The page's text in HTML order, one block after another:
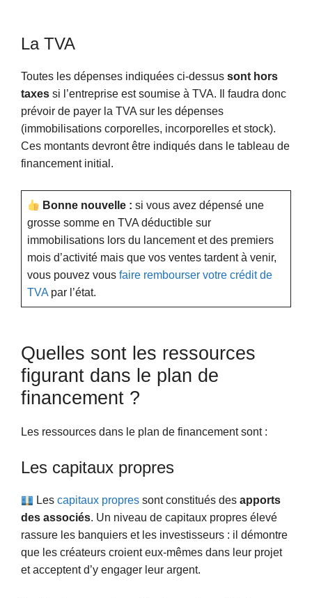
La TVA
Toutes les dépenses indiquées ci-dessus sont hors
taxes si l’entreprise est soumise à TVA. Il faudra donc
prévoir de payer la TVA sur les dépenses
(immobilisations corporelles, incorporelles et stock).
Ces montants devront être indiqués dans le tableau de
financement initial.
Bonne nouvelle : si vous avez dépensé une
grosse somme en TVA déductible sur
immobilisations lors du lancement et des premiers
mois d’activité mais que vos ventes tardent à venir,
vous pouvez vous faire rembourser votre crédit de
TVA par l’état.
Quelles sont les ressources
figurant dans le plan de
financement ?
Les ressources dans le plan de financement sont :
Les capitaux propres
Lescapitaux propres sont constitués desapports
des associés. Un niveau de capitaux propres élevé
rassure les banquiers et les investisseurs : il démontre
que les créateurs croient eux-mêmes dans leur projet
et acceptent d’y engager leur argent.